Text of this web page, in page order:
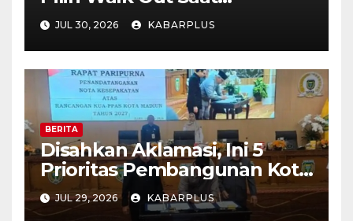
Paripurna
JUL 30, 2026 KABARPLUS
BERITA
Disahkan Aklamasi, Ini 5
Prioritas Pembangunan Kota
Madiun dalam KUA-PPAS
APBD 2027
JUL 29, 2026 KABARPLUS